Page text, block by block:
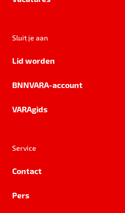
Sluit je aan
Lid worden
BNNVARA-account
VARAgids
Service
Contact
Pers